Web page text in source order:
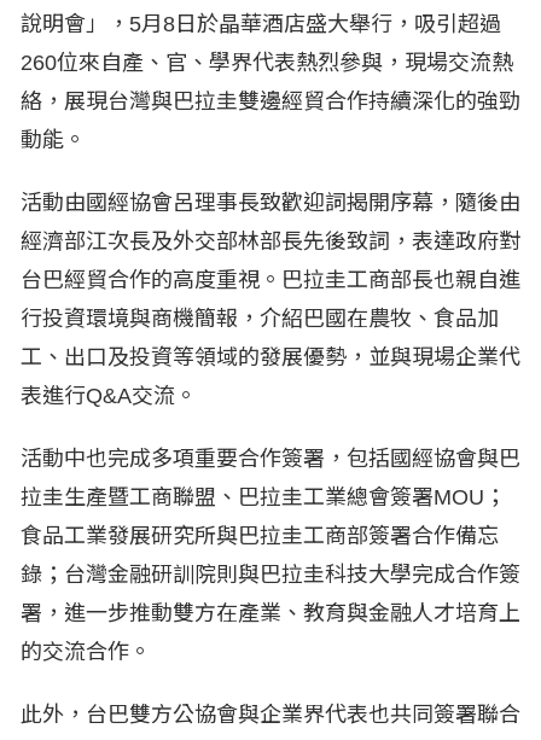
說明會」，5月8日於晶華酒店盛大舉行，吸引超過
260位來自產、官、學界代表熱烈參與，現場交流熱
絡，展現台灣與巴拉圭雙邊經貿合作持續深化的強勁
動能。
活動由國經協會呂理事長致歡迎詞揭開序幕，隨後由
經濟部江次長及外交部林部長先後致詞，表達政府對
台巴經貿合作的高度重視。巴拉圭工商部長也親自進
行投資環境與商機簡報，介紹巴國在農牧、食品加
工、出口及投資等領域的發展優勢，並與現場企業代
表進行Q&A交流。
活動中也完成多項重要合作簽署，包括國經協會與巴
拉圭生產暨工商聯盟、巴拉圭工業總會簽署MOU；
食品工業發展研究所與巴拉圭工商部簽署合作備忘
錄；台灣金融研訓院則與巴拉圭科技大學完成合作簽
署，進一步推動雙方在產業、教育與金融人才培育上
的交流合作。
此外，台巴雙方公協會與企業界代表也共同簽署聯合